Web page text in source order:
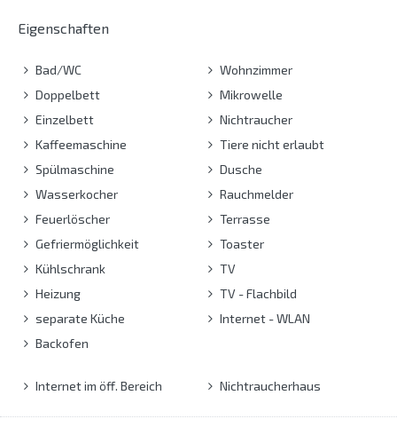
Eigenschaften
Bad/WC
Doppelbett
Einzelbett
Kaffeemaschine
Spülmaschine
Wasserkocher
Feuerlöscher
Gefriermöglichkeit
Kühlschrank
Heizung
separate Küche
Backofen
Wohnzimmer
Mikrowelle
Nichtraucher
Tiere nicht erlaubt
Dusche
Rauchmelder
Terrasse
Toaster
TV
TV - Flachbild
Internet - WLAN
Internet im öff. Bereich Nichtraucherhaus